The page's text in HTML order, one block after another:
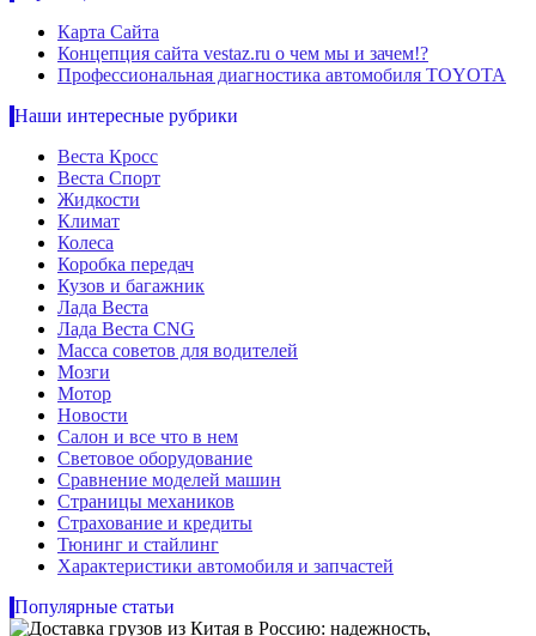
Карта Сайта
Концепция сайта vestaz.ru о чем мы и зачем!?
Профессиональная диагностика автомобиля TOYOTA
Наши интересные рубрики
Веста Кросс
Веста Спорт
Жидкости
Климат
Колеса
Коробка передач
Кузов и багажник
Лада Веста
Лада Веста CNG
Масса советов для водителей
Мозги
Мотор
Новости
Салон и все что в нем
Световое оборудование
Сравнение моделей машин
Страницы механиков
Страхование и кредиты
Тюнинг и стайлинг
Характеристики автомобиля и запчастей
Популярные статьи